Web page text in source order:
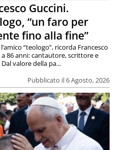
Guccini.
“un faro per
fino alla fine”
Pubblicato il 6 Agosto, 2026
“teologo”, ricorda Francesco
86 anni: cantautore, scrittore e
valore della pa...